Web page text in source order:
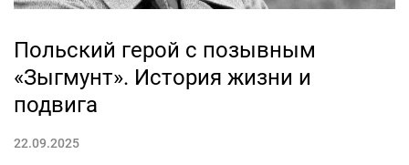
Польский герой с позывным
«Зыгмунт». История жизни и
подвига
22.09.2025